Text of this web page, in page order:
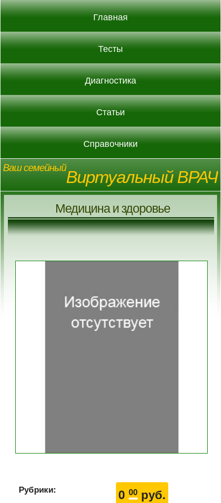
Главная
Тесты
Диагностика
Статьи
Справочники
Ваш семейныйВиртуальный ВРАЧ
Медицина и здоровье
0 00руб.
Рубрики: